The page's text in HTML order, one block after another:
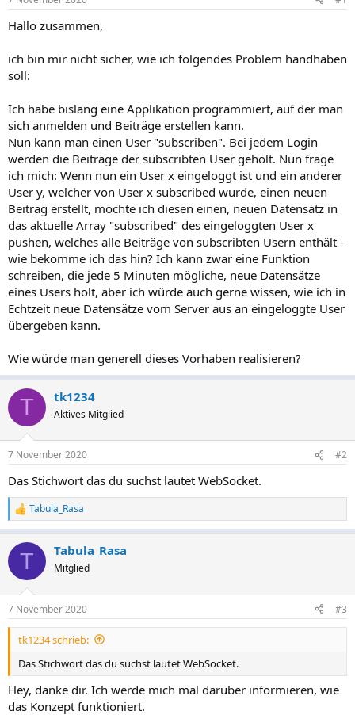
Hallo zusammen,
ich bin mir nicht sicher, wie ich folgendes Problem handhaben
soll:
Ich habe bislang eine Applikation programmiert, auf der man
sich anmelden und Beiträge erstellen kann.
Nun kann man einen User "subscriben". Bei jedem Login
werden die Beiträge der subscribten User geholt. Nun frage
ich mich: Wenn nun ein User x eingeloggt ist und ein anderer
User y, welcher von User x subscribed wurde, einen neuen
Beitrag erstellt, möchte ich diesen einen, neuen Datensatz in
das aktuelle Array "subscribed" des eingeloggten User x
pushen, welches alle Beiträge von subscribten Usern enthält -
wie bekomme ich das hin? Ich kann zwar eine Funktion
schreiben, die jede 5 Minuten mögliche, neue Datensätze
eines Users holt, aber ich würde auch gerne wissen, wie ich in
Echtzeit neue Datensätze vom Server aus an eingeloggte User
übergeben kann.
Wie würde man generell dieses Vorhaben realisieren?
T tk1234
Aktives Mitglied
7 November 2020 #2
Das Stichwort das du suchst lautet WebSocket.
R
e
k
i
n
e
n
Tabula_Rasa
T Tabula_Rasa
Mitglied
7 November 2020 #3
tk1234 schrieb:
Das Stichwort das du suchst lautet WebSocket.
Hey, danke dir. Ich werde mich mal darüber informieren, wie
das Konzept funktioniert.